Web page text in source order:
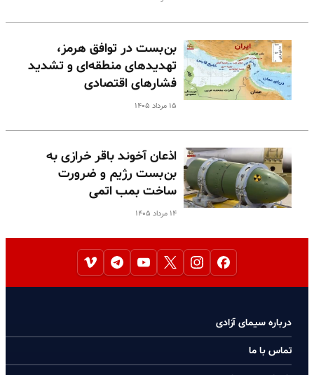
بن‌بست در توافق هرمز،
تهدیدهای منطقه‌ای و تشدید
فشارهای اقتصادی
۱۵ مرداد ۱۴۰۵
اذعان آخوند باقر خرازی به
بن‌بست رژیم و ضرورت
ساخت بمب اتمی
۱۴ مرداد ۱۴۰۵
درباره سیمای آزادی
تماس با ما